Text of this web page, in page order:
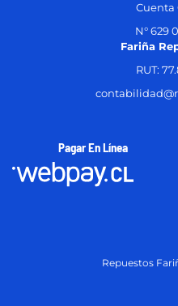
Cuenta
N° 629
Fariña
RUT:
Pagar En Línea
Repuestos